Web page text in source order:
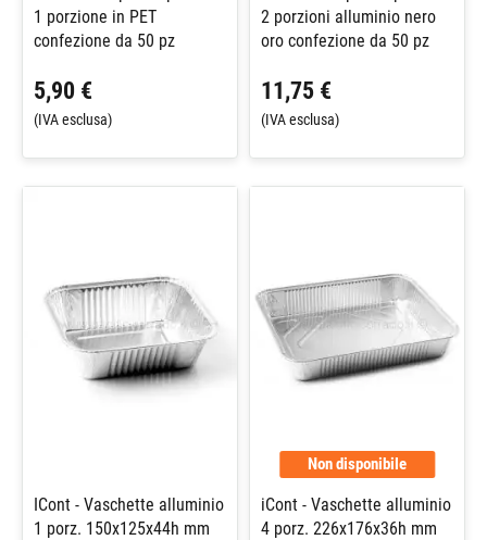
1 porzione in PET
confezione da 50 pz
5,90 €
(IVA esclusa)
2 porzioni alluminio nero
oro confezione da 50 pz
11,75 €
(IVA esclusa)
ICont - Vaschette alluminio
1 porz. 150x125x44h mm
Non disponibile
iCont - Vaschette alluminio
4 porz. 226x176x36h mm